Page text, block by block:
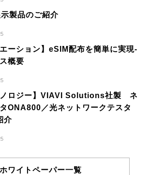
製品のご紹介
ーション】eSIM配布を簡単に実現-
概要
ノロジー】VIAVI Solutions社製 ネ
ONA800／光ネットワークテスタ
介
ホワイトペーパー一覧